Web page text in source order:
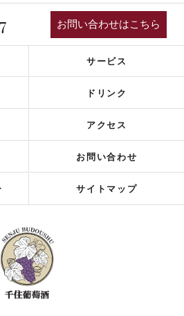
お問い合わせはこちら
サービス
ドリンク
アクセス
お問い合わせ
サイトマップ